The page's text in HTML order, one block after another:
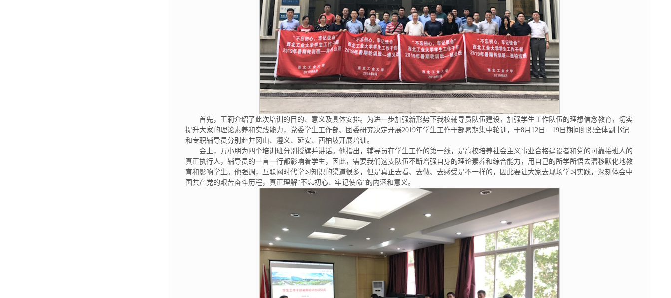
首先，王莉介绍了此次培训的目的、意义及具体安排。为进一步加强新形势下我校辅导员队伍建设，加强学生工作队伍的理想信念教育，切实
提升大家的理论素养和实践能力，党委学生工作部、团委研究决定开展2019年学生工作干部暑期集中轮训，于8月12日－19日期间组织全体副书记
和专职辅导员分别赴井冈山、遵义、延安、西柏坡开展培训。
会上，万小朋为四个培训班分别授旗并讲话。他指出，辅导员在学生工作的第一线，是高校培养社会主义事业合格建设者和党的可靠接班人的
真正执行人，辅导员的一言一行都影响着学生，因此，需要我们这支队伍不断增强自身的理论素养和综合能力，用自己的所学所悟去潜移默化地教
育和影响学生。他强调，互联网时代学习知识的渠道很多，但是真正去看、去做、去感受是不一样的，因此要让大家去现场学习实践，深刻体会中
国共产党的艰苦奋斗历程，真正理解“不忘初心、牢记使命”的内涵和意义。